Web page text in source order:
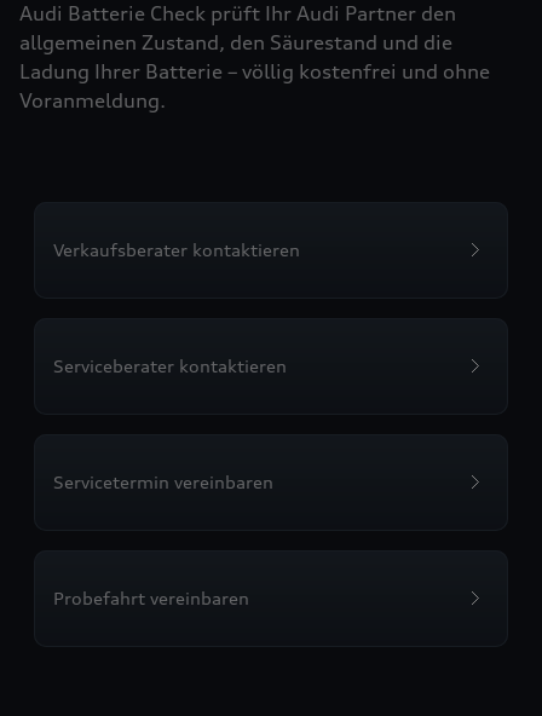
Audi Batterie Check prüft Ihr Audi Partner den
allgemeinen Zustand, den Säurestand und die
Ladung Ihrer Batterie – völlig kostenfrei und ohne
Voranmeldung.
Verkaufsberater kontaktieren
Serviceberater kontaktieren
Servicetermin vereinbaren
Probefahrt vereinbaren